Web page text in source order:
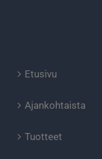
Etusivu
Ajankohtaista
Tuotteet